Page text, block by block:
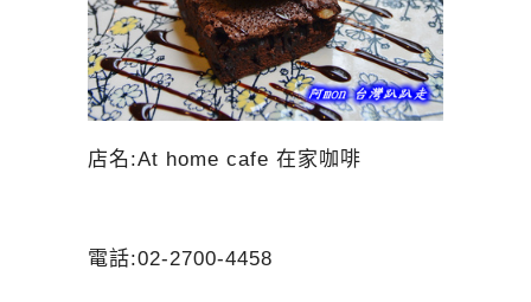
店名:At home cafe 在家咖啡
電話:02-2700-4458